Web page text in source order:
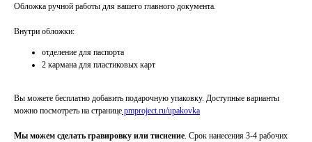
Обложка ручной работы для вашего главного документа.
Внутри обложки:
отделение для паспорта
2 кармана для пластиковых карт
Вы можете бесплатно добавить подарочную упаковку. Доступные варианты
можно посмотреть на странице pmproject.ru/upakovka
Мы можем сделать гравировку или тиснение. Срок нанесения 3-4 рабочих